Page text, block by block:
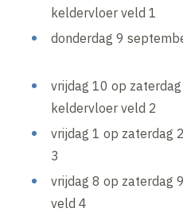
keldervloer
donderdag 9
vrijdag 10 op
keldervloer
vrijdag 1 op zaterdag
3
vrijdag 8 op zaterdag
veld 4